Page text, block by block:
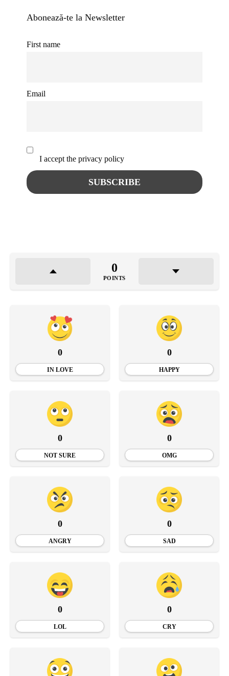
Abonează-te la Newsletter
First name
Email
I accept the privacy policy
0
POINTS
0
IN LOVE
0
HAPPY
0
NOT SURE
0
OMG
0
ANGRY
0
SAD
0
LOL
0
CRY